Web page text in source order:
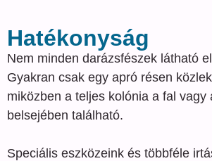
Hatékonyság
Nem minden darázsfészek látható
Gyakran csak egy apró résen
miközben a teljes kolónia a fal vagy
belsejében található.
Speciális eszközeink és többféle